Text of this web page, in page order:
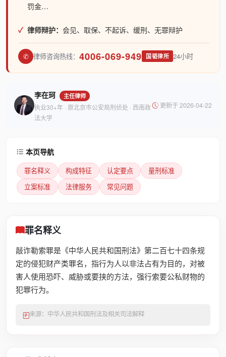
罚金…
律师辩护： 会见、取保、不起诉、缓刑、无罪辩护
✆ 律师咨询热线： 4006-069-949 国韬律所 24小时
李在珂 主任律师
执业30+年 · 原北京市公安局刑侦处 · 西南政
法大学
更新于 2026-04-22
本页导航
罪名释义 构成特征 认定要点
量刑标准
立案标准
法律服务 常见问题
罪名释义
敲诈勒索罪是《中华人民共和国刑法》第二百七十四条规
定的侵犯财产类罪名，指行为人以非法占有为目的，对被
害人使用恐吓、威胁或要挟的方法，强行索要公私财物的
犯罪行为。
来源：中华人民共和国刑法及相关司法解释